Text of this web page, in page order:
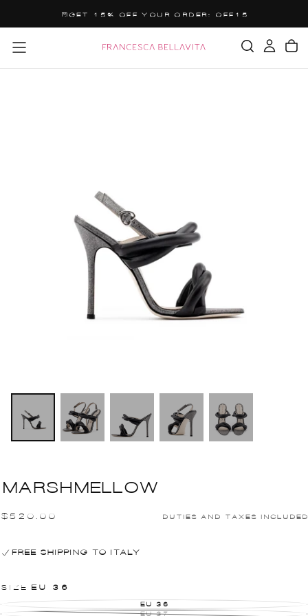
CONTENUTO
GET 15% OFF YOUR ORDER: OFF15
MARSHMELLOW
$520.00
PRICE
$520.00 DUTIES AND TAXES INCLUDED
FREE SHIPPING TO ITALY
SIZE EU 36
EU 36VARIANTE
ESAURITA
EU 37